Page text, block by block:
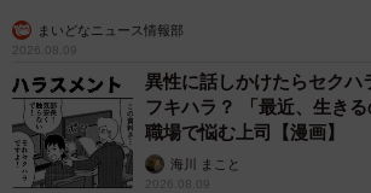
まいどなニュース情報部
2026.08.09
異性に話しかけたらセクハ
フキハラ？ 「最近、生き
職場で悩む上司【漫画】
海川 まこと
2026.08.09